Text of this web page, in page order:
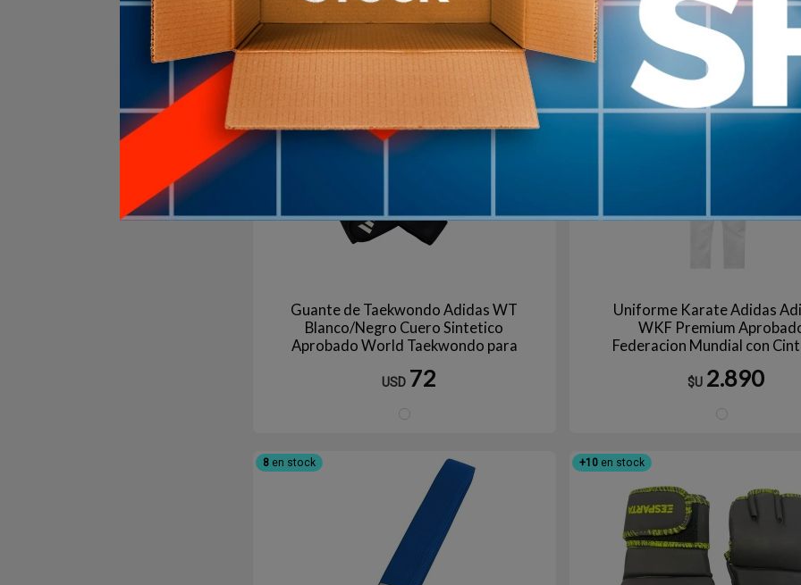
Guante de Taekwondo Adidas WT
Blanco/Negro Cuero Sintetico
Aprobado World Taekwondo para
USD 72
en stock
Uniforme Karate Adidas
WKF Premium
Federacion Mundial con
$U 2.890
8en stock +10 en stock